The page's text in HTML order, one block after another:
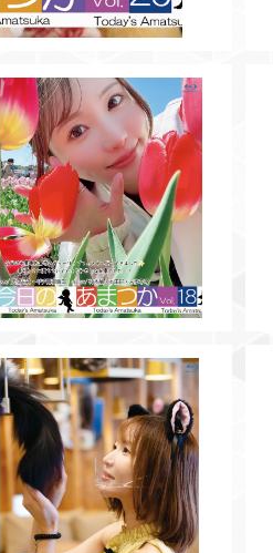
【BD】今日のあまつかVol.18
¥3,500
【BD】今日のあまつかVol.15
¥3,500